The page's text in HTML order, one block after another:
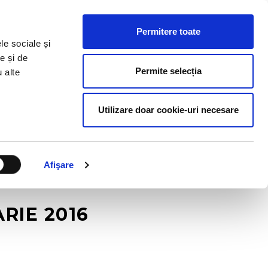
sociale și
și de
alte
Afişare
Permitere toate
Permite selecția
Utilizare doar cookie-uri necesare
CONTACT
2016